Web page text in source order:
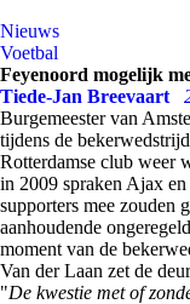
Nieuws
Voetbal
Feyenoord mogelijk
Tiede-Jan Breevaart
Burgemeester van
tijdens de
Rotterdamse club weer
in 2009 spraken Ajax
supporters mee zouden
aanhoudende
moment van de
Van der Laan zet de
"De kwestie met of